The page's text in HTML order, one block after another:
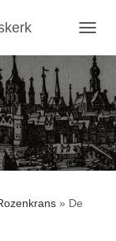
O
G
G
L
E
N
A
V
» De